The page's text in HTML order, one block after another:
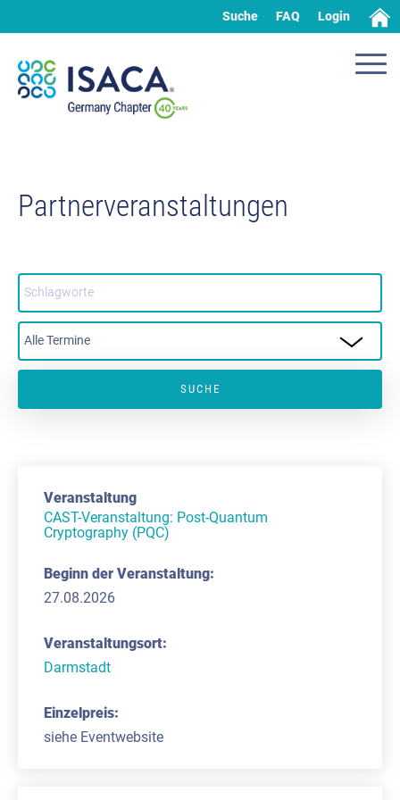
Suche FAQ Login
Partnerveranstaltungen
CAST-Veranstaltung: Post-Quantum
Cryptography (PQC)
27.08.2026
Darmstadt
siehe Eventwebsite